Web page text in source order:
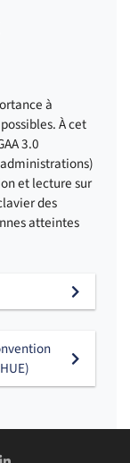
à
À cet
3.0
et lecture sur
des
atteintes